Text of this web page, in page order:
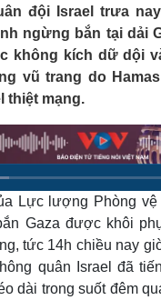
Việc
Biển
đội Israel trưa
ngừng bắn tại dải
không kích dữ dội
vũ trang do
thiệt mạng.
L
o
a
d
e
d
5
.
7
1
%
Lực lượng Phòng vệ
Gaza được khôi
tức 14h chiều nay
quân Israel đã
dài trong suốt đêm